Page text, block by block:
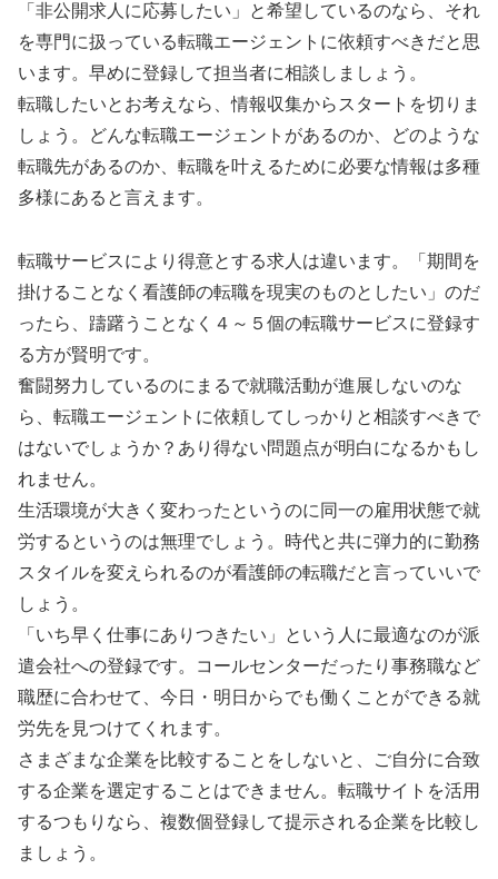
「非公開求人に応募したい」と希望しているのなら、それ
を専門に扱っている転職エージェントに依頼すべきだと思
います。早めに登録して担当者に相談しましょう。
転職したいとお考えなら、情報収集からスタートを切りま
しょう。どんな転職エージェントがあるのか、どのような
転職先があるのか、転職を叶えるために必要な情報は多種
多様にあると言えます。
転職サービスにより得意とする求人は違います。「期間を
掛けることなく看護師の転職を現実のものとしたい」のだ
ったら、躊躇うことなく４～５個の転職サービスに登録す
る方が賢明です。
奮闘努力しているのにまるで就職活動が進展しないのな
ら、転職エージェントに依頼してしっかりと相談すべきで
はないでしょうか？あり得ない問題点が明白になるかもし
れません。
生活環境が大きく変わったというのに同一の雇用状態で就
労するというのは無理でしょう。時代と共に弾力的に勤務
スタイルを変えられるのが看護師の転職だと言っていいで
しょう。
「いち早く仕事にありつきたい」という人に最適なのが派
遣会社への登録です。コールセンターだったり事務職など
職歴に合わせて、今日・明日からでも働くことができる就
労先を見つけてくれます。
さまざまな企業を比較することをしないと、ご自分に合致
する企業を選定することはできません。転職サイトを活用
するつもりなら、複数個登録して提示される企業を比較し
ましょう。